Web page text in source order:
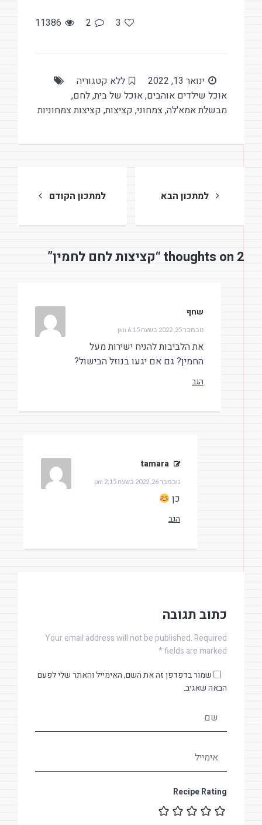
11386 2 3
ינואר 13, 2022
ללא קטגוריה
אוכל שילדים אוהבים,אוכל של בית,לחם,
מבשלת אמא'לה,צמחוני, קציצות, קציצות צמחוניות
ניווט
למתכון הקודם למתכון הבא
2 thoughts on “קציצות לחם לחמין”
שחף
נובמבר 25, 2022 בשעה 6:15 pm
את הלביבות להניח ישירות מעל
החמין? גם אם יגעו בנוזל הבישול?
הגב
tamara
נובמבר 26, 2022 בשעה 2:15 pm
כן
הגב
כתוב תגובה
Your email address will not be published. Required
fields are marked *
שמור בדפדפן זה את השם, האימייל והאתר שלי לפעם
הבאה שאגיב.
Recipe Rating